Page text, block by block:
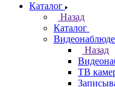
Каталог
Назад
Каталог
Назад
ТВ